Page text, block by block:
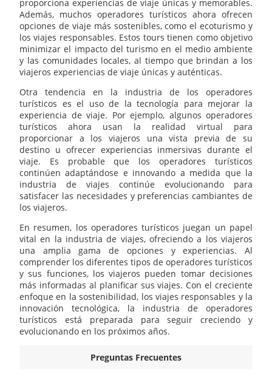
proporciona experiencias de viaje únicas y memorables.
Además, muchos operadores turísticos ahora ofrecen
opciones de viaje más sostenibles, como el ecoturismo y
los viajes responsables. Estos tours tienen como objetivo
minimizar el impacto del turismo en el medio ambiente
y las comunidades locales, al tiempo que brindan a los
viajeros experiencias de viaje únicas y auténticas.
Otra tendencia en la industria de los operadores
turísticos es el uso de la tecnología para mejorar la
experiencia de viaje. Por ejemplo, algunos operadores
turísticos ahora usan la realidad virtual para
proporcionar a los viajeros una vista previa de su
destino u ofrecer experiencias inmersivas durante el
viaje. Es probable que los operadores turísticos
continúen adaptándose e innovando a medida que la
industria de viajes continúe evolucionando para
satisfacer las necesidades y preferencias cambiantes de
los viajeros.
En resumen, los operadores turísticos juegan un papel
vital en la industria de viajes, ofreciendo a los viajeros
una amplia gama de opciones y experiencias. Al
comprender los diferentes tipos de operadores turísticos
y sus funciones, los viajeros pueden tomar decisiones
más informadas al planificar sus viajes. Con el creciente
enfoque en la sostenibilidad, los viajes responsables y la
innovación tecnológica, la industria de operadores
turísticos está preparada para seguir creciendo y
evolucionando en los próximos años.
Preguntas Frecuentes